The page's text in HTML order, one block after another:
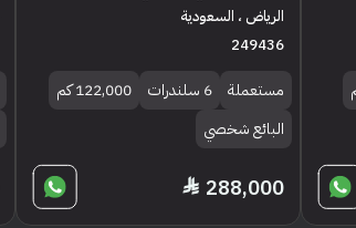
الرياض ، السعودية
249436
مستعملة 6 سلندرات
122,000 كم
البائع شخصي
288,000